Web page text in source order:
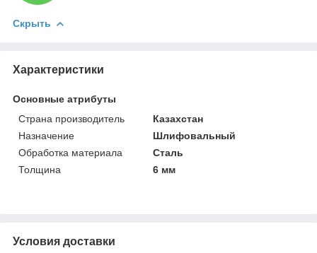
Скрыть
Характеристики
Основные атрибуты
Страна производитель
Казахстан
Назначение
Шлифовальный
Обработка материала
Сталь
Толщина
6 мм
Условия доставки